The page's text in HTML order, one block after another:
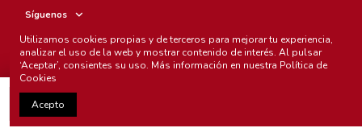
Síguenos
Boletín
Chunichi Comics
Utilizamos cookies propias y de terceros para mejorar tu experiencia,
analizar el uso de la web y mostrar contenido de interés. Al pulsar
‘Aceptar’, consientes su uso. Más información en nuestra Política de
Cookies
Acepto